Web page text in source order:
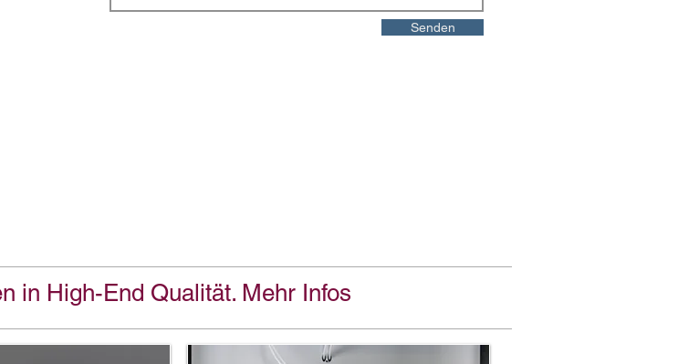
Senden
in High-End Qualität. Mehr Infos